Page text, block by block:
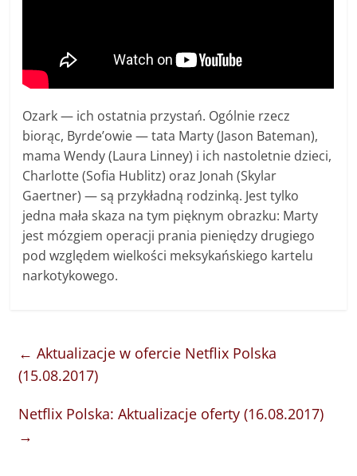
Ozark — ich ostatnia przystań. Ogólnie rzecz
biorąc, Byrde’owie — tata Marty (Jason Bateman),
mama Wendy (Laura Linney) i ich nastoletnie dzieci,
Charlotte (Sofia Hublitz) oraz Jonah (Skylar
Gaertner) — są przykładną rodzinką. Jest tylko
jedna mała skaza na tym pięknym obrazku: Marty
jest mózgiem operacji prania pieniędzy drugiego
pod względem wielkości meksykańskiego kartelu
narkotykowego.
← Aktualizacje w ofercie Netflix Polska
(15.08.2017)
Netflix Polska: Aktualizacje oferty (16.08.2017)
→